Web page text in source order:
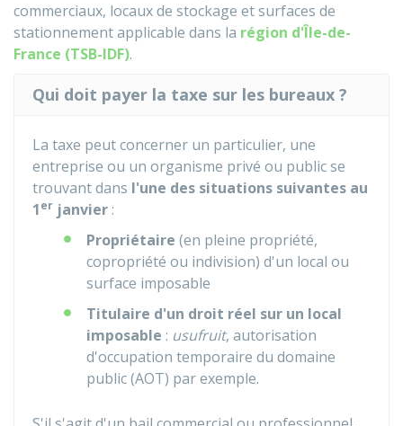
commerciaux, locaux de stockage et surfaces de
stationnement applicable dans la région d'Île-de-
France (TSB-IDF).
Qui doit payer la taxe sur les bureaux ?
La taxe peut concerner un particulier, une
entreprise ou un organisme privé ou public se
trouvant dans l'une des situations suivantes au
1er janvier :
Propriétaire (en pleine propriété,
copropriété ou indivision) d'un local ou
surface imposable
Titulaire d'un droit réel sur un local
imposable : usufruit, autorisation
d'occupation temporaire du domaine
public (AOT) par exemple.